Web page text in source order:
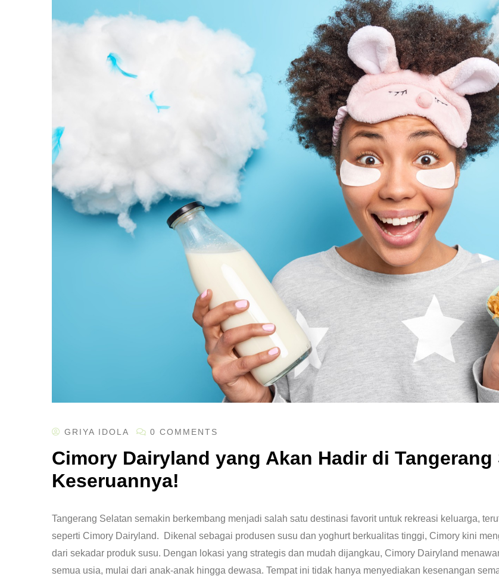
GRIYA IDOLA 0 COMMENTS
Cimory Dairyland yang Akan Hadir di Tangerang
Keseruannya!
Tangerang Selatan semakin berkembang menjadi salah satu destinasi favorit untuk rekreasi keluarga,
seperti Cimory Dairyland. Dikenal sebagai produsen susu dan yoghurt berkualitas tinggi, Cimory kini
dari sekadar produk susu. Dengan lokasi yang strategis dan mudah dijangkau, Cimory Dairyland
semua usia, mulai dari anak-anak hingga dewasa. Tempat ini tidak hanya menyediakan kesenangan